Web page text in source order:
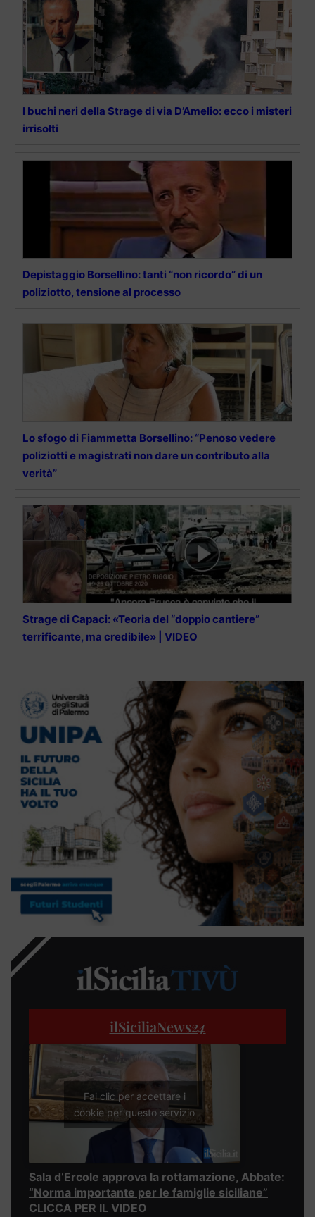
I buchi neri della Strage di via D’Amelio: ecco i misteri
irrisolti
Depistaggio Borsellino: tanti “non ricordo” di un
poliziotto, tensione al processo
Lo sfogo di Fiammetta Borsellino: “Penoso vedere
poliziotti e magistrati non dare un contributo alla
verità”
Strage di Capaci: «Teoria del “doppio cantiere”
terrificante, ma credibile» | VIDEO
ilSiciliaNews24
Fai clic per accettare i
cookie per questo servizio
Sala d’Ercole approva la rottamazione, Abbate:
“Norma importante per le famiglie siciliane”
CLICCA PER IL VIDEO